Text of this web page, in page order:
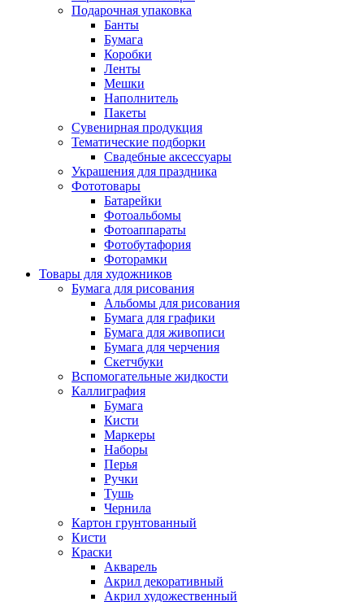
Подарочная упаковка
Банты
Бумага
Коробки
Ленты
Мешки
Наполнитель
Пакеты
Сувенирная продукция
Тематические подборки
Свадебные аксессуары
Украшения для праздника
Фототовары
Батарейки
Фотоальбомы
Фотоаппараты
Фотобутафория
Фоторамки
Товары для художников
Бумага для рисования
Альбомы для рисования
Бумага для графики
Бумага для живописи
Бумага для черчения
Скетчбуки
Вспомогательные жидкости
Каллиграфия
Бумага
Кисти
Маркеры
Наборы
Перья
Ручки
Тушь
Чернила
Картон грунтованный
Кисти
Краски
Акварель
Акрил декоративный
Акрил художественный